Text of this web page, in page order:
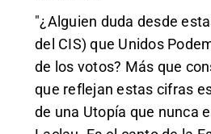
"¿Alguien duda desde
del CIS) que Unidos
de los votos? Más que
que reflejan estas cifras
de una Utopía que nunca